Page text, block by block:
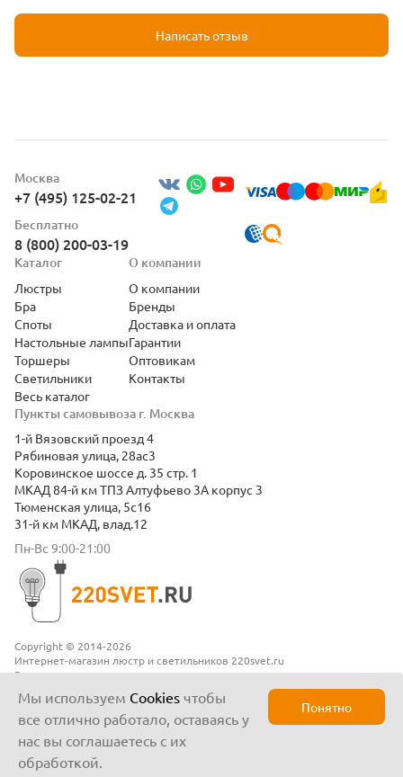
Написать отзыв
Copyright © 2014-2026
Интернет-магазин люстр и светильников 220svet.ru
Все права защищены
Москва
+7 (495) 125-02-21
Бесплатно
8 (800) 200-03-19
Пункты самовывоза г. Москва
1-й Вязовский проезд 4
Рябиновая улица, 28ас3
Коровинское шоссе д. 35 стр. 1
МКАД 84-й км ТПЗ Алтуфьево 3А корпус 3
Тюменская улица, 5с16
31-й км МКАД, влад.12
Пн-Вс 9:00-21:00
Каталог
Люстры
Бра
Споты
Настольные лампы
Торшеры
Светильники
Весь каталог
О компании
О компании
Бренды
Доставка и оплата
Гарантии
Оптовикам
Контакты
Мы используем Cookies чтобы
все отлично работало, оставаясь у
нас вы соглашаетесь с их
обработкой.
Понятно